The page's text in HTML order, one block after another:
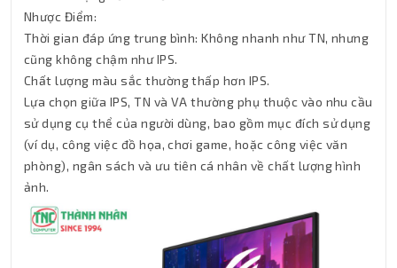
Nhược Điểm:
Thời gian đáp ứng trung bình: Không nhanh như TN, nhưng
cũng không chậm như IPS.
Chất lượng màu sắc thường thấp hơn IPS.
Lựa chọn giữa IPS, TN và VA thường phụ thuộc vào nhu cầu
sử dụng cụ thể của người dùng, bao gồm mục đích sử dụng
(ví dụ, công việc đồ họa, chơi game, hoặc công việc văn
phòng), ngân sách và ưu tiên cá nhân về chất lượng hình
ảnh.